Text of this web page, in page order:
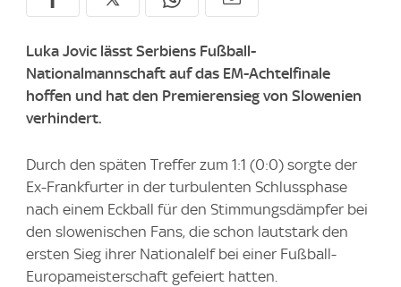
Luka Jovic lässt Serbiens Fußball-
Nationalmannschaft auf das EM-Achtelfinale
hoffen und hat den Premierensieg von Slowenien
verhindert.
Durch den späten Treffer zum 1:1 (0:0) sorgte der
Ex-Frankfurter in der turbulenten Schlussphase
nach einem Eckball für den Stimmungsdämpfer bei
den slowenischen Fans, die schon lautstark den
ersten Sieg ihrer Nationalelf bei einer Fußball-
Europameisterschaft gefeiert hatten.